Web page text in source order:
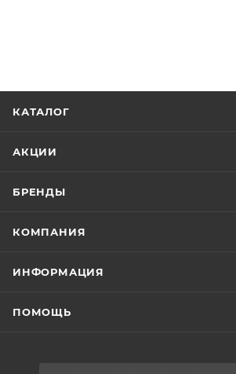
КАТАЛОГ
АКЦИИ
БРЕНДЫ
КОМПАНИЯ
ИНФОРМАЦИЯ
ПОМОЩЬ